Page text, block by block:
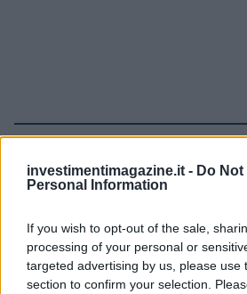
investimentimagazine.it - Do
Personal Information
If you wish to opt-out of the sale,
processing of your personal or
targeted advertising by us, please use
section to confirm your selection.
Continua a leggere